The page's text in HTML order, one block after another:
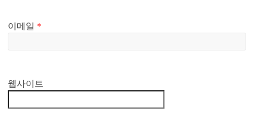
이메일 *
웹사이트